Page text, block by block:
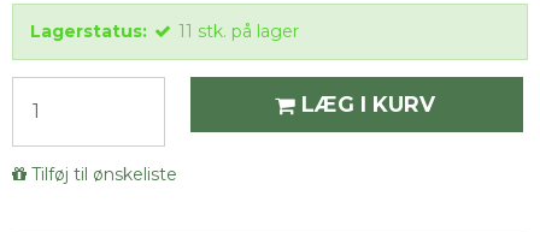
Lagerstatus: 11 stk. på lager
LÆG I KURV
Tilføj til ønskeliste